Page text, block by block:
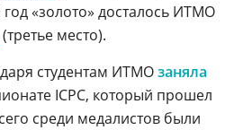
«золото» досталось ИТМО
(третье место).
студентам ИТМОзаняла
ICPC, который прошел
среди медалистов были